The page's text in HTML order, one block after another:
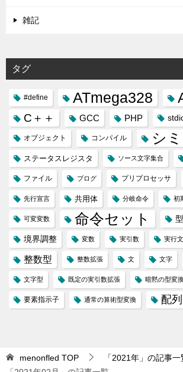
雑記
タグ
#define ATmega328
C＋＋ GCC PHP
オブジェクト コンパイル シ
ステータスレジスタ ソース文字集合
ファイル ブログ プリプロセッサ
先行宣言 共用体 分岐命令 初
可変変数 命令セット 型
境界調整 変数 実引数 実行
整数型 整数拡張 文 文字
文字型 既定の実引数拡張 暗黙の型変
要素指示子 通常の算術型変換 配列
menonfled TOP
「2021年」の記事一